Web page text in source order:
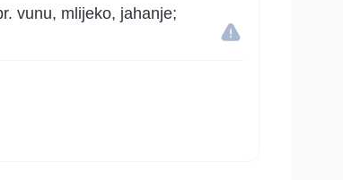
vunu, mlijeko, jahanje;